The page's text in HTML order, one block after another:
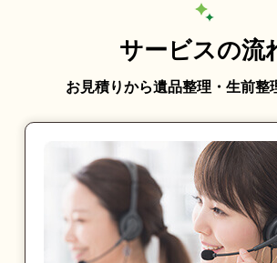
サービスの流
お見積りから遺品整理・生前整